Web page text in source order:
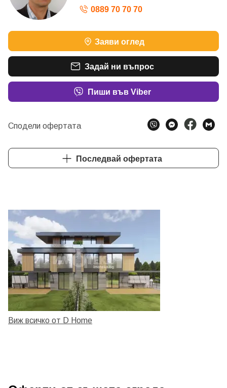
0889 70 70 70
Заяви оглед
Задай ни въпрос
Пиши във Viber
Сподели офертата
Последвай офертата
Виж всичко от D Home